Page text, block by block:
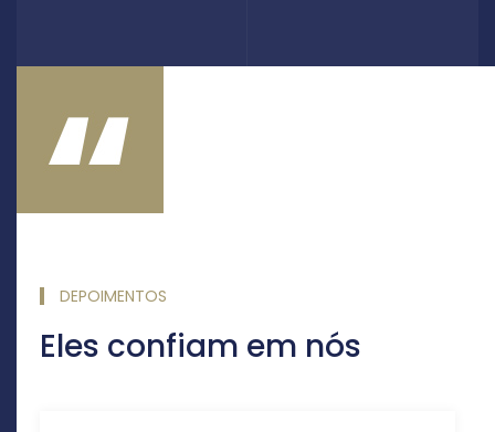
DEPOIMENTOS
Eles confiam em nós